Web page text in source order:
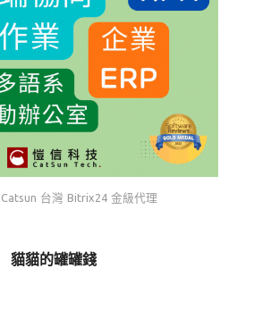
台灣 Bitrix24 金級代理
貓貓的罐罐錢